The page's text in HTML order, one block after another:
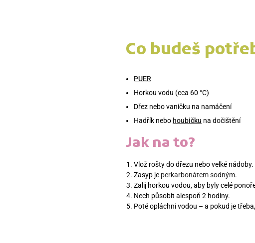
Co budeš
PUER
Horkou vodu (cca 60 °C)
Dřez nebo vaničku na namáčení
Hadřík nebohoubičku na dočištění
Jak na to?
Vlož rošty do dřezu nebo velké nádoby.
Zasyp je perkarbonátem sodným.
Zalij horkou vodou, aby byly celé
Nech působit alespoň 2 hodiny.
Poté opláchni vodou – a pokud je